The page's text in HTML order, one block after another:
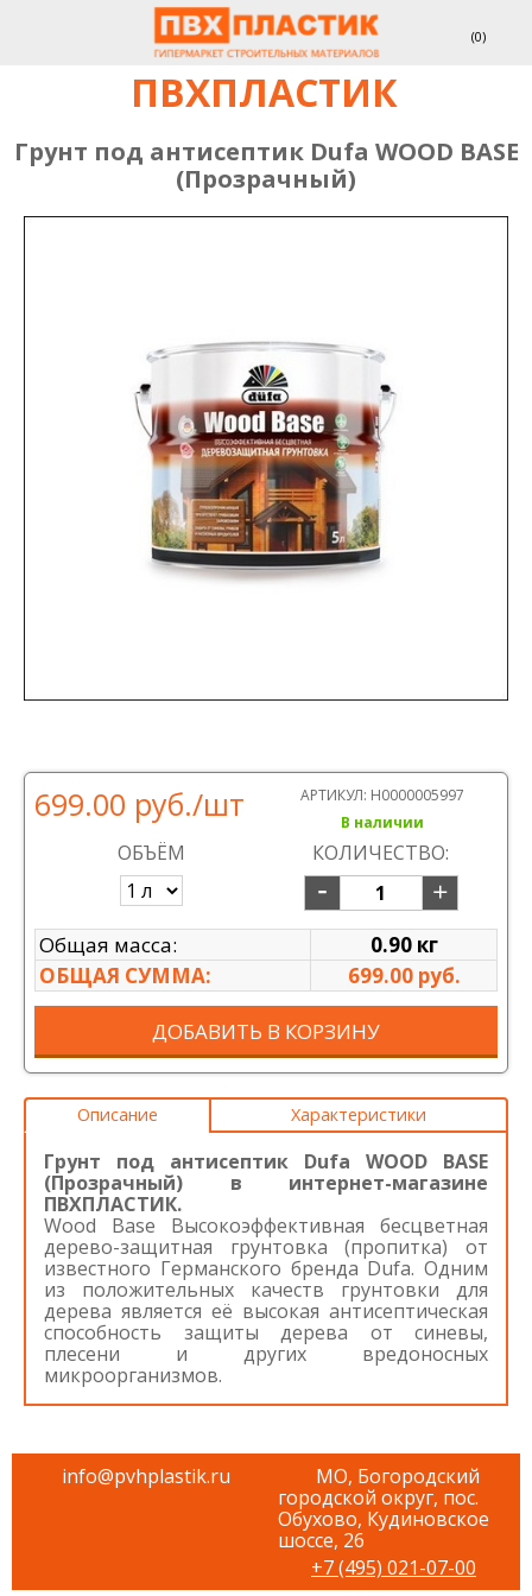
(0)
ПВХПЛАСТИК
Грунт под антисептик Dufa WOOD BASE
(Прозрачный)
699.00 руб./шт АРТИКУЛ: Н0000005997
В наличии
ОБЪЁМ КОЛИЧЕСТВО:
Общая масса:
0.90 кг
ОБЩАЯ СУММА:
699.00 руб.
ДОБАВИТЬ В КОРЗИНУ
Описание Характеристики
Грунт под антисептик Dufa WOOD BASE
(Прозрачный) в интернет-магазине
ПВХПЛАСТИК.
Wood Base Высокоэффективная бесцветная
дерево-защитная грунтовка (пропитка) от
известного Германского бренда Dufa. Одним
из положительных качеств грунтовки для
дерева является её высокая антисептическая
способность защиты дерева от синевы,
плесени и других вредоносных
микроорганизмов.
info@pvhplastik.ru
МО, Богородский
городской округ, пос.
Обухово, Кудиновское
шоссе, 26
+7 (495) 021-07-00